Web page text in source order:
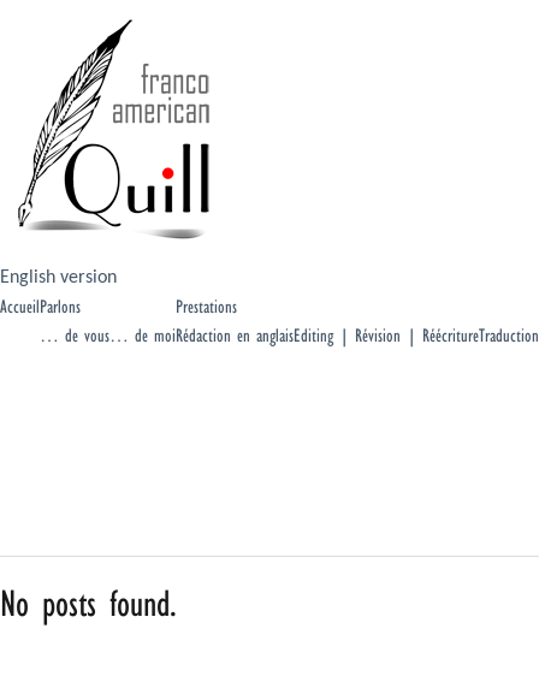
English version
AccueilParlons
… de vous… de moi
Prestations
Rédaction en anglaisEditing | Révision | Réécriture
No posts found.